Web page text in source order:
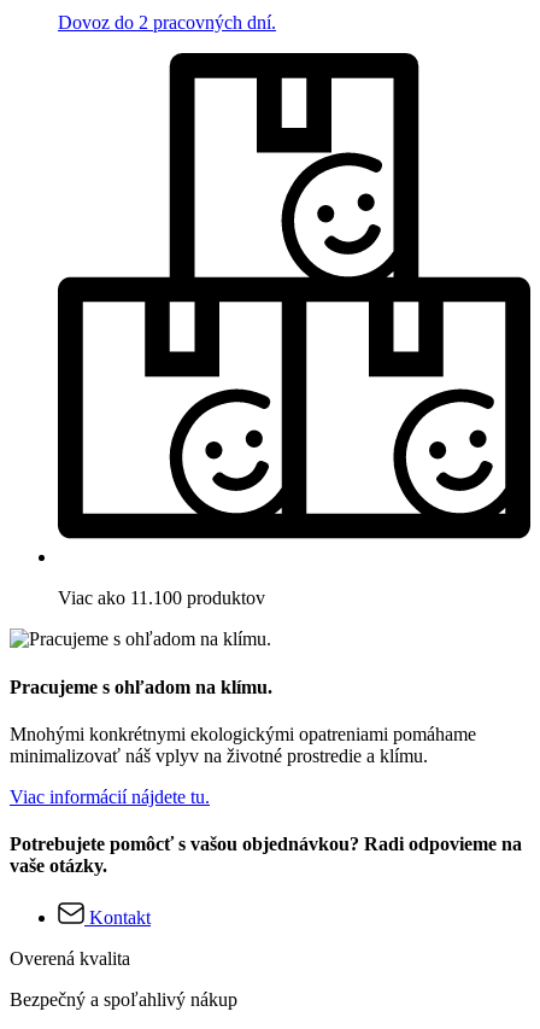
Dovoz do 2 pracovných dní.
Viac ako 11.100 produktov
Pracujeme s ohľadom na klímu.
Mnohými konkrétnymi ekologickými opatreniami pomáhame
minimalizovať náš vplyv na životné prostredie a klímu.
Viac informácií nájdete tu.
Potrebujete pomôcť s vašou objednávkou? Radi odpovieme na
vaše otázky.
Kontakt
Overená kvalita
Bezpečný a spoľahlivý nákup